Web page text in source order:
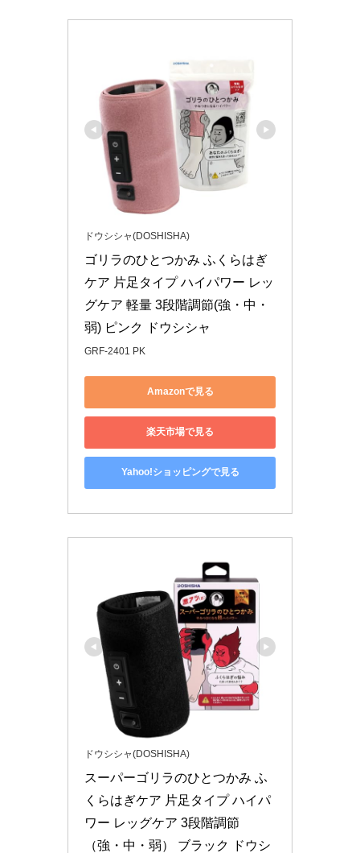
ドウシシャ(DOSHISHA)
ゴリラのひとつかみ ふくらはぎ
ケア 片足タイプ ハイパワー レッ
グケア 軽量 3段階調節(強・中・
弱) ピンク ドウシシャ
GRF-2401 PK
Amazonで見る
楽天市場で見る
Yahoo!ショッピングで見る
ドウシシャ(DOSHISHA)
スーパーゴリラのひとつかみ ふ
くらはぎケア 片足タイプ ハイパ
ワー レッグケア 3段階調節
（強・中・弱） ブラック ドウシ